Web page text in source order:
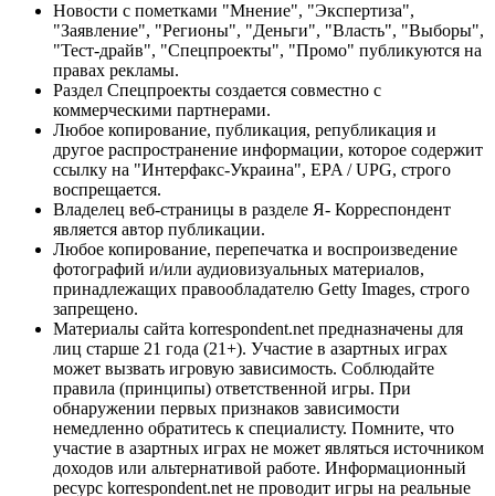
Новости с пометками "Мнение", "Экспертиза",
"Заявление", "Регионы", "Деньги", "Власть", "Выборы",
"Тест-драйв", "Спецпроекты", "Промо" публикуются на
правах рекламы.
Раздел Спецпроекты создается совместно с
коммерческими партнерами.
Любое копирование, публикация, републикация и
другое распространение информации, которое содержит
ссылку на "Интерфакс-Украина", EPA / UPG, строго
воспрещается.
Владелец веб-страницы в разделе Я- Корреспондент
является автор публикации.
Любое копирование, перепечатка и воспроизведение
фотографий и/или аудиовизуальных материалов,
принадлежащих правообладателю Getty Images, строго
запрещено.
Материалы сайта korrespondent.net предназначены для
лиц старше 21 года (21+). Участие в азартных играх
может вызвать игровую зависимость. Соблюдайте
правила (принципы) ответственной игры. При
обнаружении первых признаков зависимости
немедленно обратитесь к специалисту. Помните, что
участие в азартных играх не может являться источником
доходов или альтернативой работе. Информационный
ресурс korrespondent.net не проводит игры на реальные